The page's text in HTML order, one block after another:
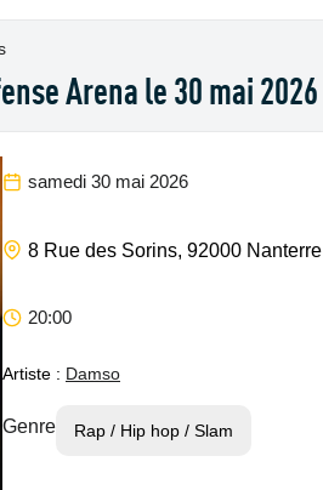
Arena le 30 mai 2026
samedi 30 mai 2026
8 Rue des Sorins, 92000 Nanterre
20:00
Artiste : Damso
Genre Rap / Hip hop / Slam